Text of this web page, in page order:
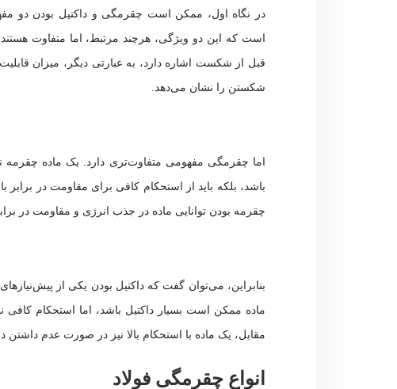
در نگاه اول، ممکن است چقرمگی و داکتیل بودن دو
است که این دو ویژگی، هرچند مرتبط، اما متفاوت
قبل از شکست اشاره دارد، به عبارتی دیگر، میزان
شکستن را نشان می‌دهد.
اما چقرمگی مفهومی متفاوت‌تری دارد. یک ماده چقرمه
باشد، بلکه باید از استحکام کافی برای مقاومت در برابر
چقرمه بودن توانایی ماده در جذب انرژی و مقاومت در
بنابراین، می‌توان گفت که داکتیل بودن یکی از
مقابل، یک ماده با استحکام بالا نیز در صورت عدم داشتن
انواع چقرمگی فولاد